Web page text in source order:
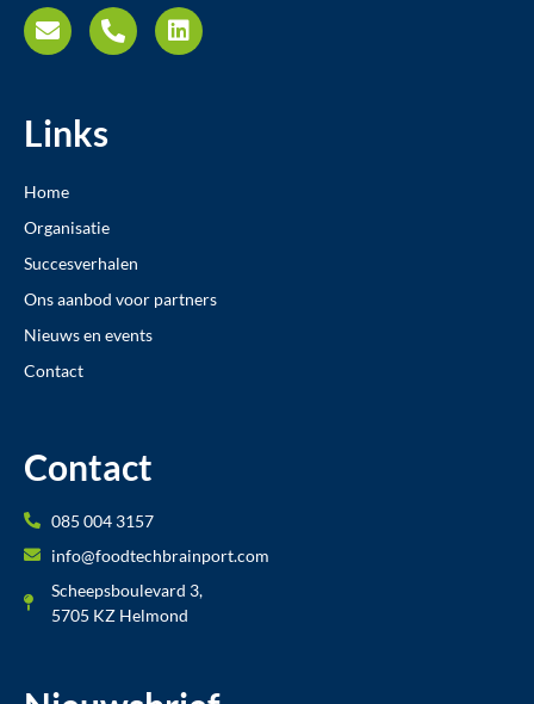
Links
Home
Organisatie
Succesverhalen
Ons aanbod voor partners
Nieuws en events
Contact
Contact
085 004 3157
info@foodtechbrainport.com
Scheepsboulevard 3,
5705 KZ Helmond